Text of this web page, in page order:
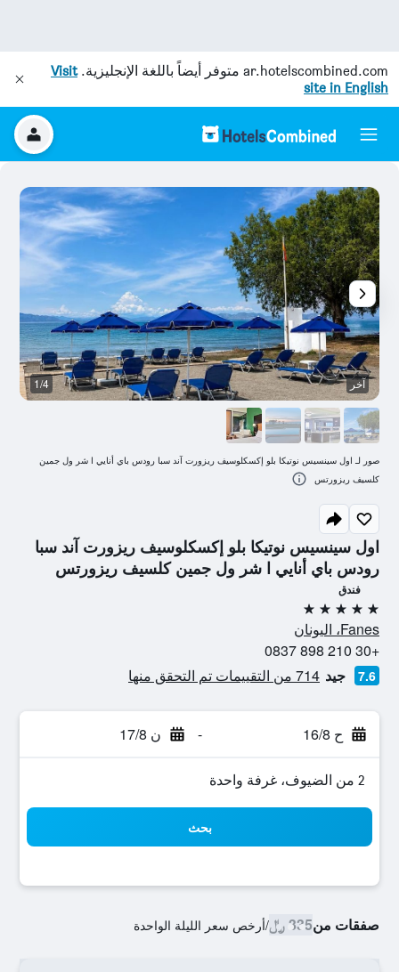
ar.hotelscombined.com متوفر أيضاً باللغة الإنجليزية.Visit
site in English
اول سينسيس نوتيكا بلو إكسكلوسيف ريزورت آند سبا
رودس باي أنايي ا شر ول جمين كلسيف ريزورتس
فندق
5 نجوم
Fanes، اليونان
+30 210 898 0837
7.6 جيد 714 من التقييمات تم التحقق منها
ح 16/8 - ن 17/8
2 من الضيوف، غرفة واحدة
بحث
صفقات من335 ﷼ /أرخص سعر الليلة الواحدة
آخر 1/4
صور لـ اول سينسيس نوتيكا بلو إكسكلوسيف ريزورت آند سبا رودس باي أنايي ا شر ول جمين
كلسيف ريزورتس